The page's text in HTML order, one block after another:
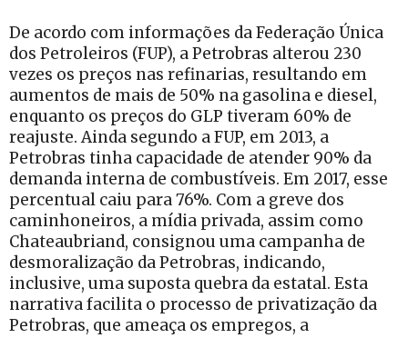
De acordo com informações da Federação Única
dos Petroleiros (FUP), a Petrobras alterou 230
vezes os preços nas refinarias, resultando em
aumentos de mais de 50% na gasolina e diesel,
enquanto os preços do GLP tiveram 60% de
reajuste. Ainda segundo a FUP, em 2013, a
Petrobras tinha capacidade de atender 90% da
demanda interna de combustíveis. Em 2017, esse
percentual caiu para 76%. Com a greve dos
caminhoneiros, a mídia privada, assim como
Chateaubriand, consignou uma campanha de
desmoralização da Petrobras, indicando,
inclusive, uma suposta quebra da estatal. Esta
narrativa facilita o processo de privatização da
Petrobras, que ameaça os empregos, a